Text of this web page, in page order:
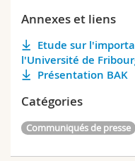
Annexes et liens
Etude sur
l'Université de
Présentation BAK
Catégories
Communiqués de presse